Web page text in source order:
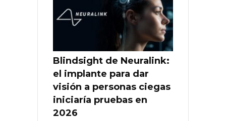
Blindsight de Neuralink:
el implante para dar
visión a personas ciegas
iniciaría pruebas en
2026